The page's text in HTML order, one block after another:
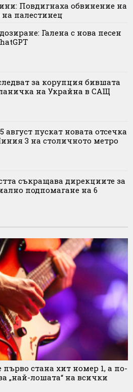
Повдигнаха обвинение на
на палестинец
Галена с нова песен
за корупция бившата
на Украйна в САЩ
август пускат новата отсечка
3 на столичното метро
съкращава дирекциите за
подпомагане на 6
първо стана хит номер 1, а по-
„най-лошата“ на всички